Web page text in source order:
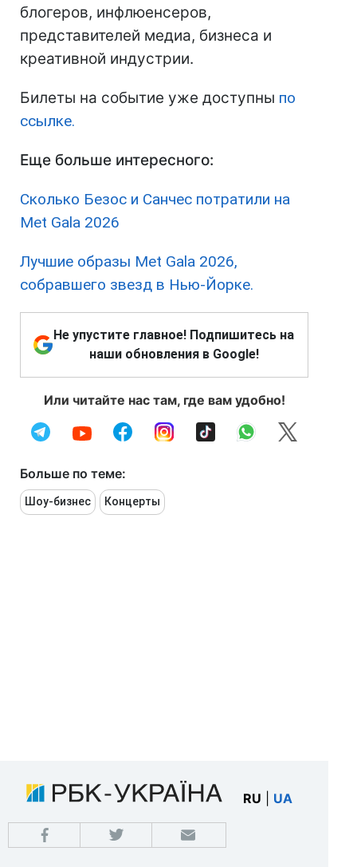
блогеров, инфлюенсеров,
представителей медиа, бизнеса и
креативной индустрии.
Билеты на событие уже доступны по
ссылке.
Еще больше интересного:
Сколько Безос и Санчес потратили на
Met Gala 2026
Лучшие образы Met Gala 2026,
собравшего звезд в Нью-Йорке.
Не упустите главное! Подпишитесь на
наши обновления в Google!
Или читайте нас там, где вам удобно!
Больше по теме:
Шоу-бизнес Концерты
RU UA